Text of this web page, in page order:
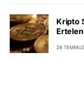
Kripto
28